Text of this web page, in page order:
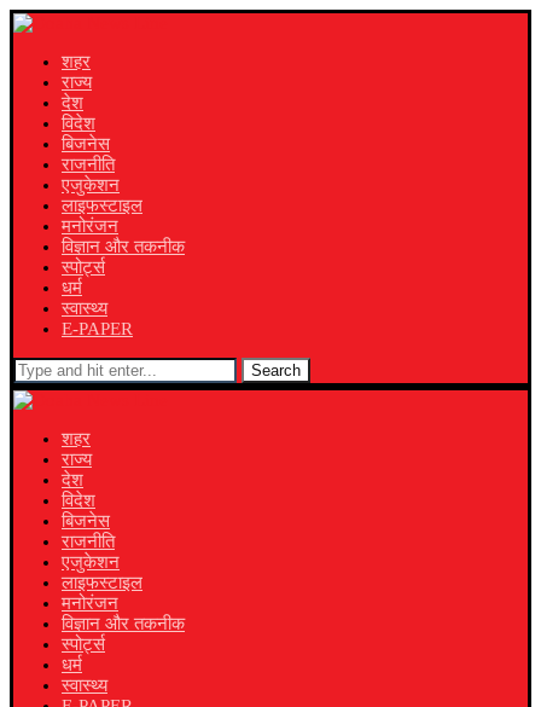
शहर
राज्य
देश
विदेश
बिजनेस
राजनीति
एजुकेशन
लाइफस्टाइल
मनोरंजन
विज्ञान और तकनीक
स्पोर्ट्स
धर्म
स्वास्थ्य
E-PAPER
Search
शहर
राज्य
देश
विदेश
बिजनेस
राजनीति
एजुकेशन
लाइफस्टाइल
मनोरंजन
विज्ञान और तकनीक
स्पोर्ट्स
धर्म
स्वास्थ्य